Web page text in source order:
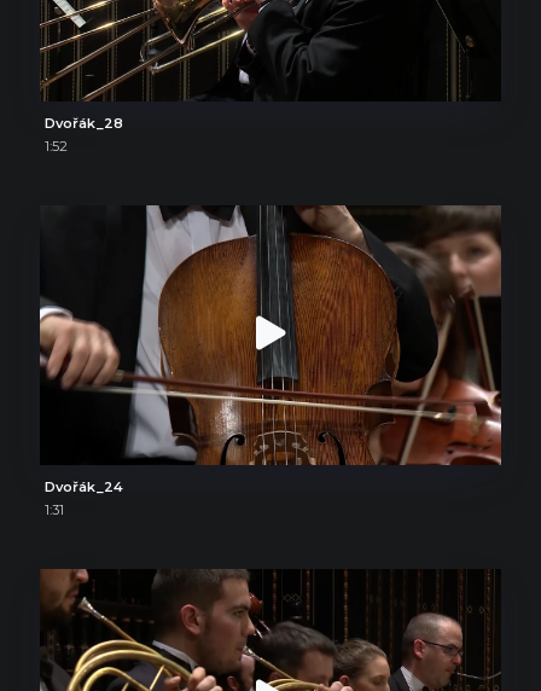
Dvořák_28
1:52
Dvořák_24
1:31